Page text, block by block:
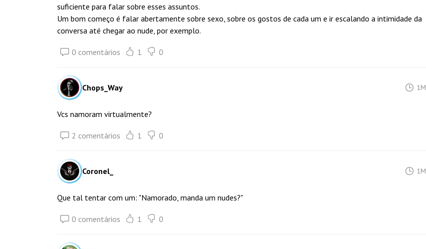
suficiente para falar sobre esses assuntos.
Um bom começo é falar abertamente sobre sexo, sobre os gostos de cada um e ir escalando a intimidade da
conversa até chegar ao nude, por exemplo.
0 comentários 1 0
Chops_Way 1M
Vcs namoram virtualmente?
2 comentários 1 0
Coronel_ 1M
Que tal tentar com um: "Namorado, manda um nudes?"
0 comentários 1 0